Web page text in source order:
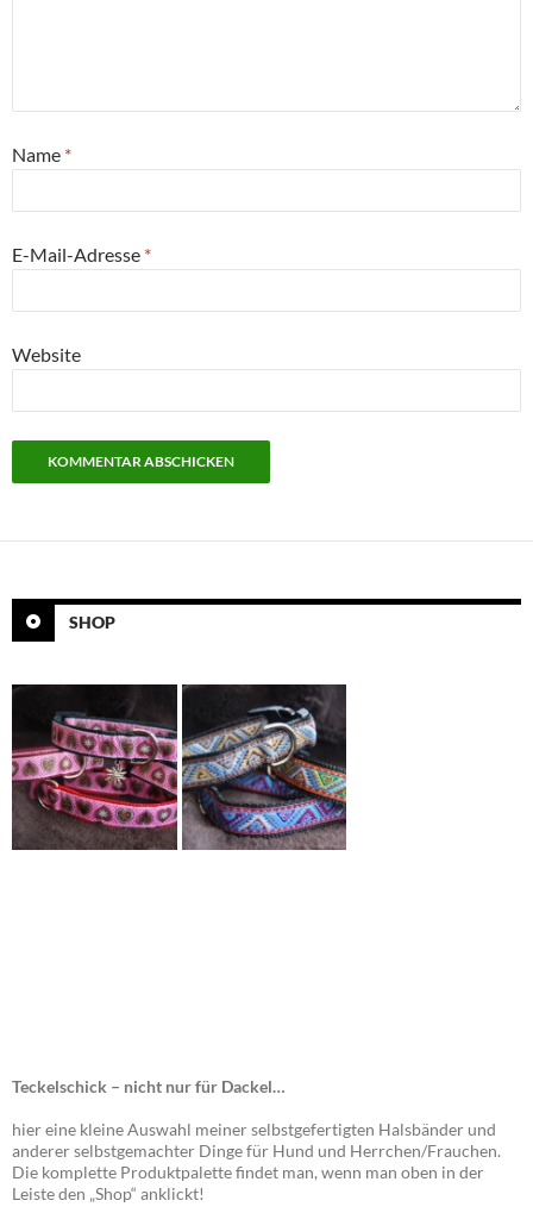
Name *
E-Mail-Adresse *
Website
SHOP
Teckelschick – nicht nur für Dackel…
hier eine kleine Auswahl meiner selbstgefertigten Halsbänder und
anderer selbstgemachter Dinge für Hund und Herrchen/Frauchen.
Die komplette Produktpalette findet man, wenn man oben in der
Leiste den „Shop“ anklickt!